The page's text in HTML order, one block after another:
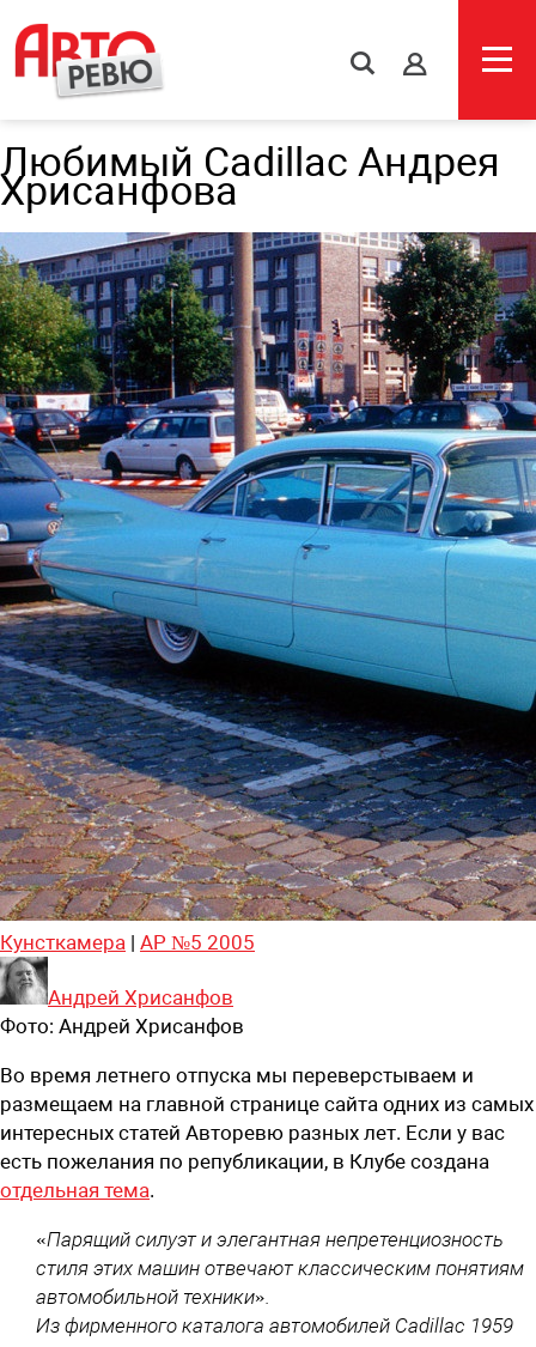
s
Любимый Cadillac Андрея
Хрисанфова
Кунсткамера | АР №5 2005
Андрей Хрисанфов
Фото: Андрей Хрисанфов
Во время летнего отпуска мы переверстываем и
размещаем на главной странице сайта одних из самых
интересных статей Авторевю разных лет. Если у вас
есть пожелания по републикации, в Клубе создана
отдельная тема.
«Парящий силуэт и элегантная непретенциозность
стиля этих машин отвечают классическим понятиям
автомобильной техники».
Из фирменного каталога автомобилей Cadillac 1959